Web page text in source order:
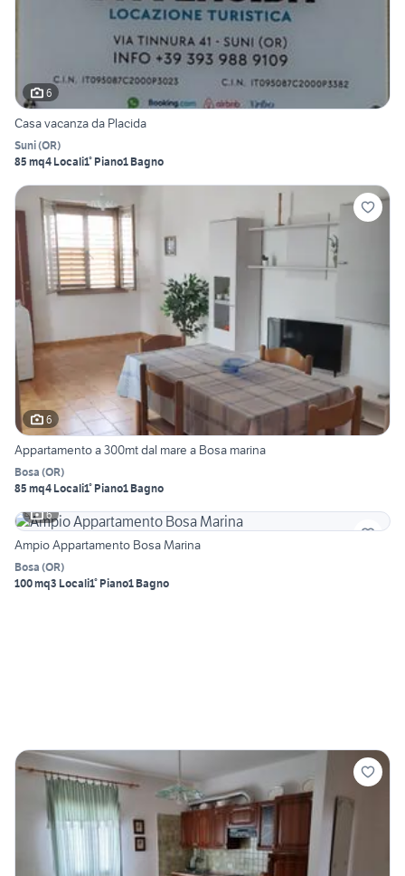
6
Casa vacanza da Placida
Suni(OR)
85 mq4 Locali1° Piano1 Bagno
6
Appartamento a 300mt dal mare a Bosa marina
Bosa (OR)
85 mq4 Locali1° Piano1 Bagno
6
Ampio Appartamento Bosa Marina
Bosa (OR)
100 mq3 Locali1° Piano1 Bagno